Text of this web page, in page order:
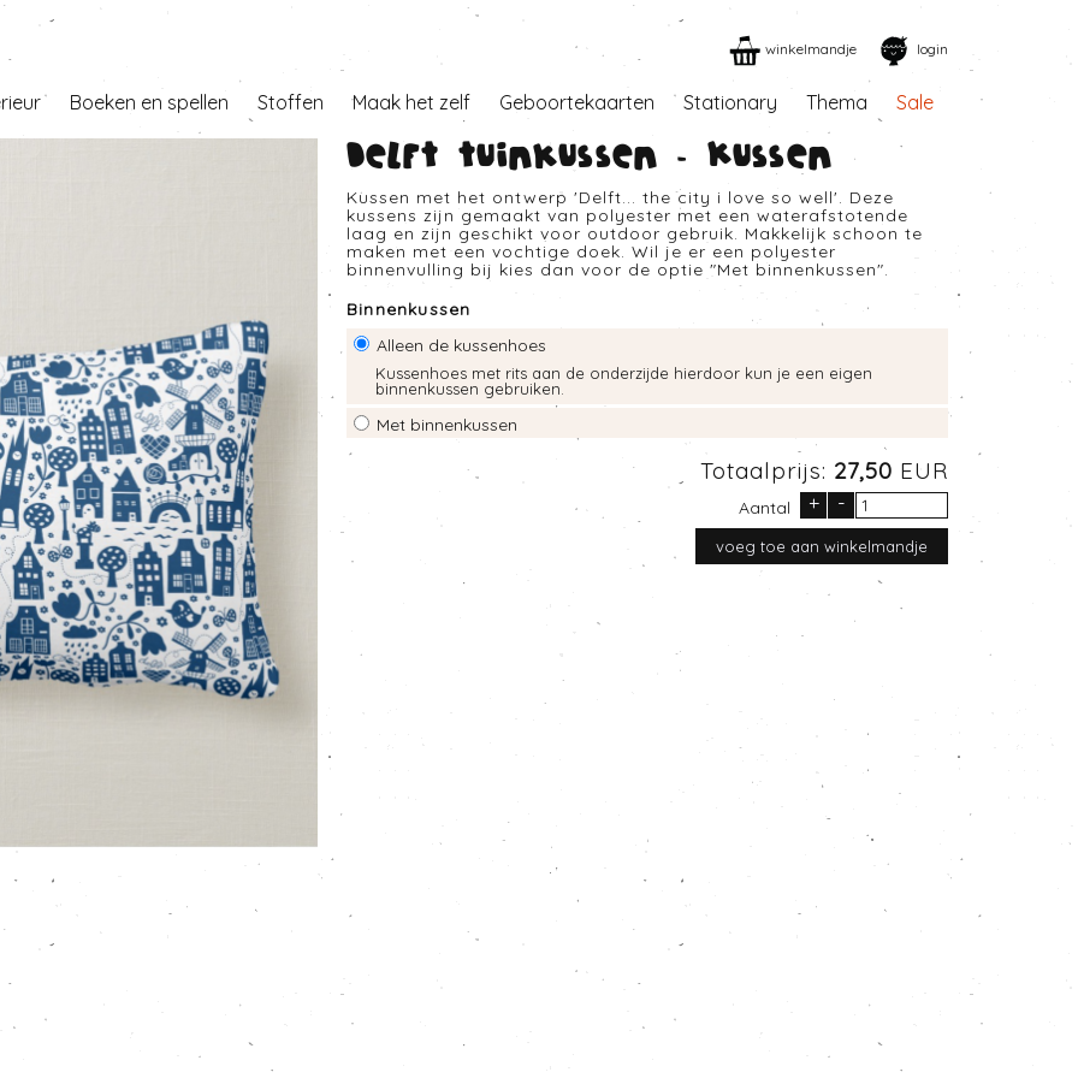
winkelmandje login
Boeken en spellen Stoffen Maak het zelf Geboortekaarten Stationary Thema Sale
Delft tuinkussen - Kussen
Kussen met het ontwerp 'Delft... the city i love so well'. Deze
kussens zijn gemaakt van polyester met een waterafstotende
laag en zijn geschikt voor outdoor gebruik. Makkelijk schoon te
maken met een vochtige doek. Wil je er een polyester
binnenvulling bij kies dan voor de optie "Met binnenkussen".
Binnenkussen
Alleen de kussenhoes
Kussenhoes met rits aan de onderzijde hierdoor kun je een eigen
binnenkussen gebruiken.
Met binnenkussen
Totaalprijs: 27,50 EUR
Aantal + -